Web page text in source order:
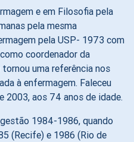
e em Filosofia pela
pela mesma
pela USP- 1973 com
coordenador da
uma referência nos
à enfermagem. Faleceu
2003, aos 74 anos de idade.
1984-1986, quando
(Recife) e 1986 (Rio de